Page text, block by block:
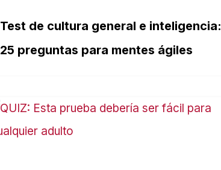
Test de cultura general e inteligencia:
25 preguntas para mentes ágiles